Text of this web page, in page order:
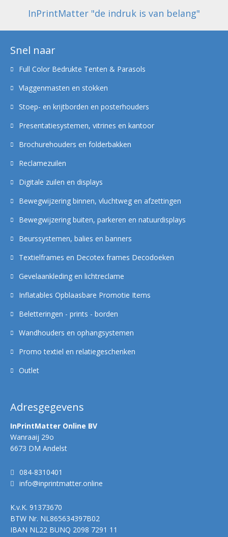
InPrintMatter "de indruk is van belang"
Adresgegevens
InPrintMatter Online BV
Wanraaij 29o
6673 DM Andelst
084-8310401
info@inprintmatter.online
K.v.K. 91373670
BTW Nr. NL865634397B02
IBAN NL22 BUNQ 2098 7291 11
Snel naar
Full Color Bedrukte Tenten & Parasols
Vlaggenmasten en stokken
Stoep- en krijtborden en posterhouders
Presentatiesystemen, vitrines en kantoor
Brochurehouders en folderbakken
Reclamezuilen
Digitale zuilen en displays
Bewegwijzering binnen, vluchtweg en afzettingen
Bewegwijzering buiten, parkeren en natuurdisplays
Beurssystemen, balies en banners
Textielframes en Decotex frames Decodoeken
Gevelaankleding en lichtreclame
Inflatables Opblaasbare Promotie Items
Beletteringen - prints - borden
Wandhouders en ophangsystemen
Promo textiel en relatiegeschenken
Outlet